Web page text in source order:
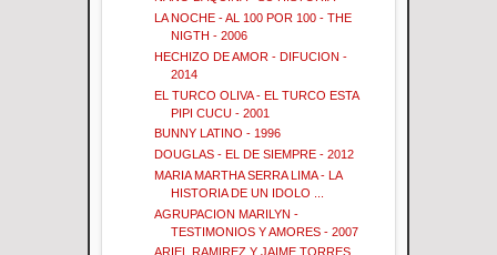
LA NOCHE - AL 100 POR 100 - THE
NIGTH - 2006
HECHIZO DE AMOR - DIFUCION -
2014
EL TURCO OLIVA - EL TURCO ESTA
PIPI CUCU - 2001
BUNNY LATINO - 1996
DOUGLAS - EL DE SIEMPRE - 2012
MARIA MARTHA SERRA LIMA - LA
HISTORIA DE UN IDOLO ...
AGRUPACION MARILYN -
TESTIMONIOS Y AMORES - 2007
ARIEL RAMIREZ Y JAIME TORRES